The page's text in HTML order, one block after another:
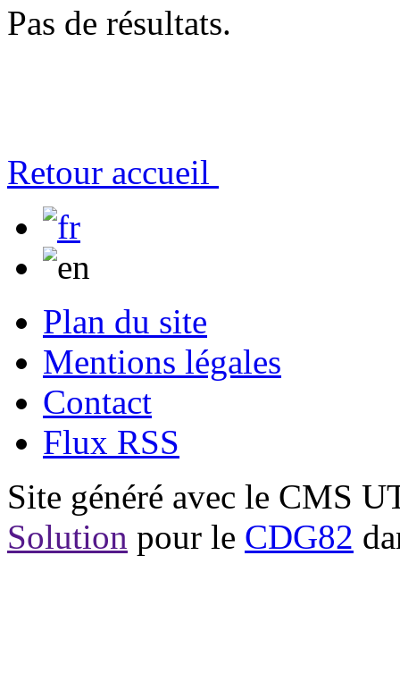
Pas de résultats.
Retour accueil
Plan du site
Mentions légales
Contact
Flux RSS
Site généré avec le CMS
Solution pour le CDG82